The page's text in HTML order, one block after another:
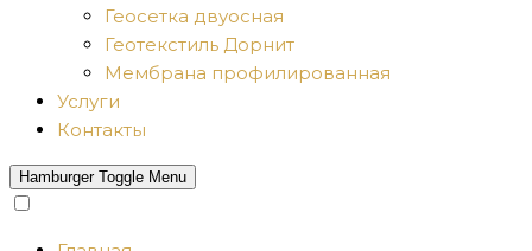
Геосетка двуосная
Геотекстиль Дорнит
Мембрана профилированная
Услуги
Контакты
Hamburger Toggle Menu